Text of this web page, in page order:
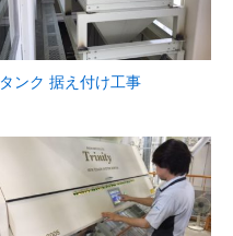
タンク 据え付け工事